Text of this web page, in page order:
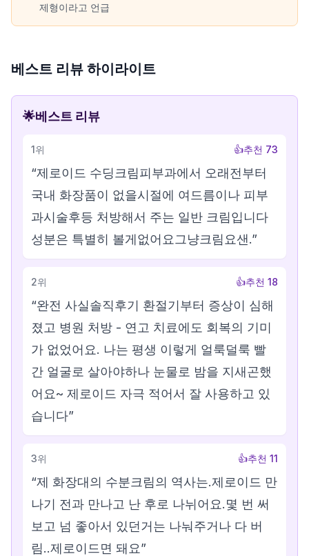
제형이라고 언급
베스트 리뷰 하이라이트
🌟베스트 리뷰
1위 👍추천 73
“제로이드 수딩크림피부과에서 오래전부터
국내 화장품이 없을시절에 여드름이나 피부
과시술후등 처방해서 주는 일반 크림입니다
성분은 특별히 볼게없어요그냥크림요샌.”
2위 👍추천 18
“완전 사실솔직후기 환절기부터 증상이 심해
졌고 병원 처방 - 연고 치료에도 회복의 기미
가 없었어요. 나는 평생 이렇게 얼룩덜룩 빨
간 얼굴로 살아야하나 눈물로 밤을 지새곤했
어요~ 제로이드 자극 적어서 잘 사용하고 있
습니다”
3위 👍추천 11
“제 화장대의 수분크림의 역사는.제로이드 만
나기 전과 만나고 난 후로 나뉘어요.몇 번 써
보고 넘 좋아서 있던거는 나눠주거나 다 버
림..제로이드면 돼요”